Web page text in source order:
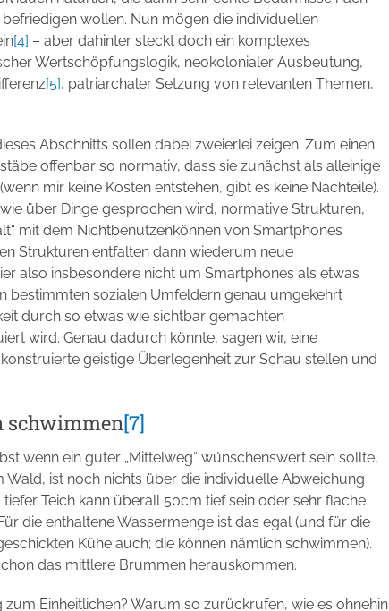
wollen. Nun mögen die individuellen
[4] – aber dahinter steckt doch ein komplexes
Wertschöpfungslogik, neokolonialer Ausbeutung,
[5], patriarchaler Setzung von relevanten Themen,
Abschnitts sollen dabei zweierlei zeigen. Zum einen
offenbar so normativ, dass sie zunächst als alleinige
mir keine Kosten entstehen, gibt es keine Nachteile).
über Dinge gesprochen wird, normative Strukturen,
mit dem Nichtbenutzenkönnen von Smartphones
Strukturen entfalten dann wiederum neue
also insbesondere nicht um Smartphones als etwas
bestimmten sozialen Umfeldern genau umgekehrt
durch so etwas wie sichtbar gemachten
wird. Genau dadurch könnte, sagen wir, eine
geistige Überlegenheit zur Schau stellen und
schwimmen[7]
wenn ein guter „Mittelweg“ wünschenswert sein sollte,
ist noch nichts über die individuelle Abweichung
Teich kann überall 50cm tief sein oder sehr flache
die enthaltene Wassermenge ist das egal (und für die
Kühe auch; die können nämlich schwimmen).
das mittlere Brummen herauskommen.
Einheitlichen? Warum so zurückrufen, wie es ohnehin